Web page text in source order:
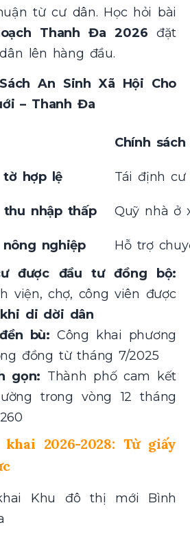
từ cư dân. Học hỏi bài
Thanh Đa 2026 đặt
lên hàng đầu.
An Sinh Xã Hội Cho
– Thanh Đa
Chính
tờ hợp lệ Tái định
nhập thấp Quỹ nhà ở
nghiệp
Hỗ trợ
được đầu tư đồng bộ:
viện, chợ, công viên được
di dời dân
bù: Công khai phương
đồng từ tháng 7/2025
gọn: Thành phố cam kết
trong vòng 12 tháng
2026-2028: Từ giấy
Khu đô thị mới Bình